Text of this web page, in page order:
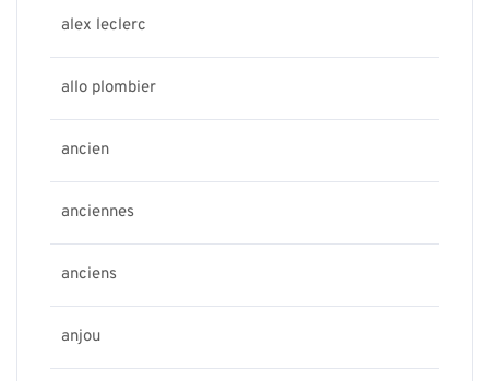
alex leclerc
allo plombier
ancien
anciennes
anciens
anjou